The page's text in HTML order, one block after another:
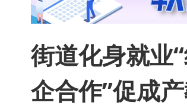
街道化身就业
企合作”促成